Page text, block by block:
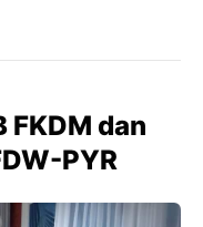
FKDM dan
PYR